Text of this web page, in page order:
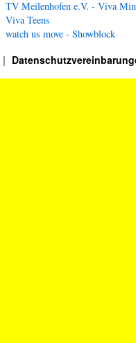
TV Meilenhofen e.V. - Viva
Viva Teens
watch us move - Showblock